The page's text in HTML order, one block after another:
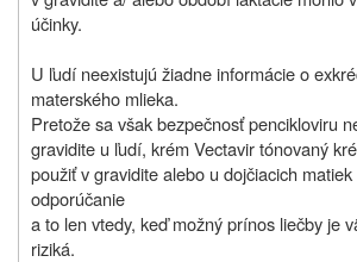
účinky.
U ľudí neexistujú žiadne informácie o
materského mlieka.
Pretože sa však bezpečnosť pencikloviru
gravidite u ľudí, krém Vectavir tónovaný
použiť v gravidite alebo u dojčiacich
odporúčanie
a to len vtedy, keď možný prínos liečby je
riziká.